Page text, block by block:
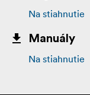
Na stiahnutie
Manuály
Na stiahnutie